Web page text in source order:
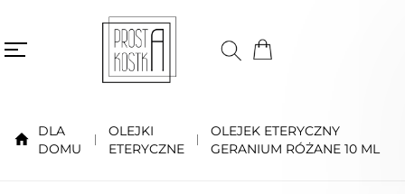
DLA
DOMU
OLEJKI
ETERYCZNE
OLEJEK ETERYCZNY
GERANIUM RÓŻANE 10 ML